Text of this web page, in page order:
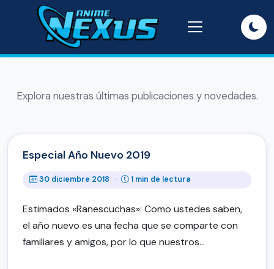
Explora nuestras últimas publicaciones y novedades.
Especial Año Nuevo 2019
30 diciembre 2018 · 1 min de lectura
Estimados «Ranescuchas»: Como ustedes saben,
el año nuevo es una fecha que se comparte con
familiares y amigos, por lo que nuestros…